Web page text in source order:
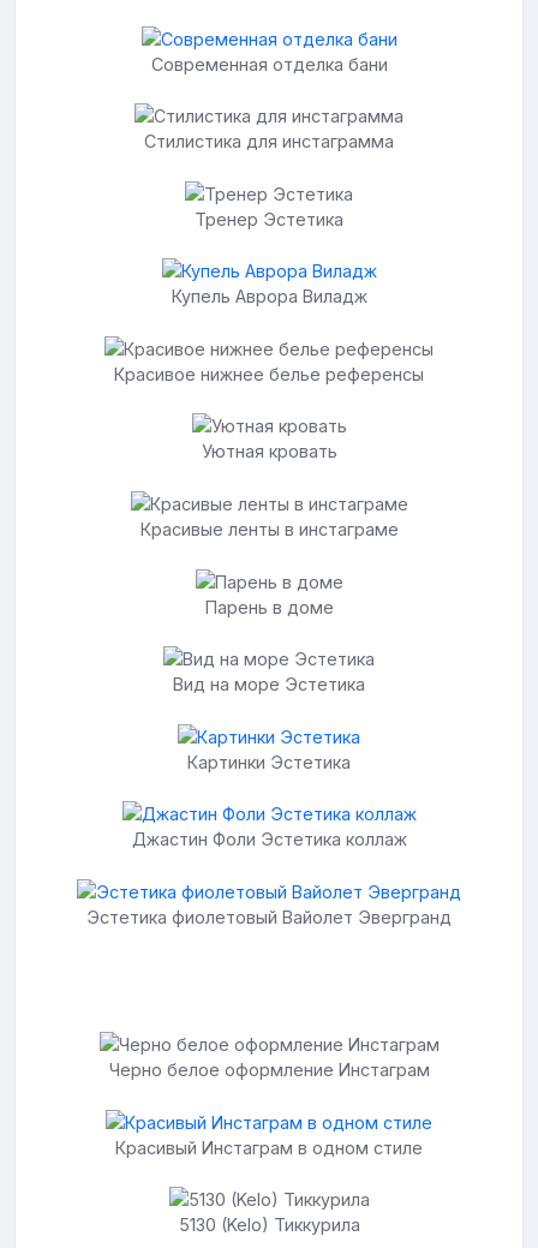
Современная отделка бани
Стилистика для инстаграмма
Тренер Эстетика
Купель Аврора Виладж
Красивое нижнее белье референсы
Уютная кровать
Красивые ленты в инстаграме
Парень в доме
Вид на море Эстетика
Картинки Эстетика
Джастин Фоли Эстетика коллаж
Эстетика фиолетовый Вайолет Эвергранд
Черно белое оформление Инстаграм
Красивый Инстаграм в одном стиле
5130 (Kelo) Тиккурила